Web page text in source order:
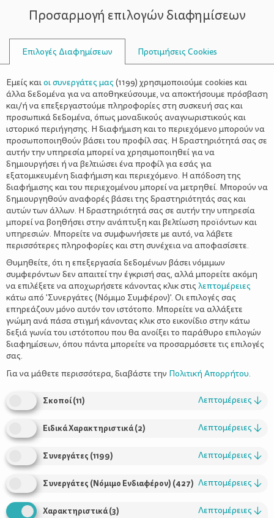
ΣΥΜΒΟΥΛΟΙ
ΓΑΣΤΡΕΝΤΕΡΊΤΙΔΑ
Αφυδάτωση - κατάσταση εκτάκτου
ανάγκης
Προσαρμογή επιλογών διαφημίσεων
Επιλογές Διαφημίσεων Προτιμήσεις Cookies
Εμείς καιοι συνεργάτες μας (1199) χρησιμοποιούμε cookies και
άλλα δεδομένα για να αποθηκεύσουμε, να αποκτήσουμε πρόσβαση
και/ή να επεξεργαστούμε πληροφορίες στη συσκευή σας και
προσωπικά δεδομένα, όπως μοναδικούς αναγνωριστικούς και
ιστορικό περιήγησης. Η διαφήμιση και το περιεχόμενο μπορούν να
προσωποποιηθούν βάσει του προφίλ σας. Η δραστηριότητά σας σε
αυτήν την υπηρεσία μπορεί να χρησιμοποιηθεί για να
δημιουργήσει ή να βελτιώσει ένα προφίλ για εσάς για
εξατομικευμένη διαφήμιση και περιεχόμενο. Η απόδοση της
διαφήμισης και του περιεχομένου μπορεί να μετρηθεί. Μπορούν να
δημιουργηθούν αναφορές βάσει της δραστηριότητάς σας και
αυτών των άλλων. Η δραστηριότητά σας σε αυτήν την υπηρεσία
μπορεί να βοηθήσει στην ανάπτυξη και βελτίωση προϊόντων και
υπηρεσιών. Μπορείτε να συμφωνήσετε με αυτό, να λάβετε
περισσότερες πληροφορίες και στη συνέχεια να αποφασίσετε.
Θυμηθείτε, ότι η επεξεργασία δεδομένων βάσει νόμιμων
συμφερόντων δεν απαιτεί την έγκρισή σας, αλλά μπορείτε ακόμη
να επιλέξετε να αποχωρήσετε κάνοντας κλικ στις λεπτομέρειες
κάτω από 'Συνεργάτες (Νόμιμο Συμφέρον)'. Οι επιλογές σας
επηρεάζουν μόνο αυτόν τον ιστότοπο. Μπορείτε να αλλάξετε
γνώμη ανά πάσα στιγμή κάνοντας κλικ στο εικονίδιο στην κάτω
δεξιά γωνία του ιστότοπου που θα ανοίξει το παράθυρο επιλογών
διαφημίσεων, όπου πάντα μπορείτε να προσαρμόσετε τις επιλογές
σας.
Για να μάθετε περισσότερα, διαβάστε την Πολιτική Απορρήτου.
Σκοποί(11) Λεπτομέρειες ↓
Ειδικά Χαρακτηριστικά(2) Λεπτομέρειες ↓
Συνεργάτες (1199) Λεπτομέρειες ↓
Συνεργάτες (Νόμιμο Ενδιαφέρον) (427) Λεπτομέρειες ↓
Χαρακτηριστικά(3) Λεπτομέρειες ↓